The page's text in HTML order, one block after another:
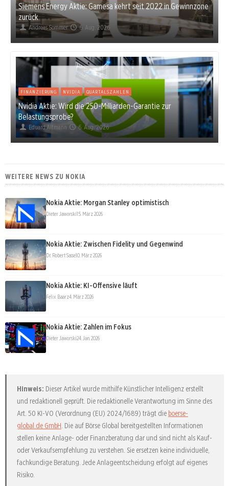
Siemens Energy Aktie: Gamesa kehrt seit 2022 in Gewinnzone
zurück
Andreas Sommer 6. Aug. 2026
FINANZIERUNG NVIDIA QUARTALSZAHLEN
Nvidia Aktie: Wird die 250-Milliarden-Garantie zur
Belastungsprobe?
Eduard Altmann 6. Aug. 2026
WEITERE NEWS ZU NOKIA
Nokia Aktie: Morgan Stanley optimistisch
Dieter Jaworski15. März 2026
Nokia Aktie: Zwischen Fidelity und Gegenwind
Dr. Robert Sasse10. März 2026
Nokia Aktie: KI-Offensive läuft
Felix Baarz4. März 2026
Nokia Aktie: Zahlen im Fokus
Dieter Jaworski24. Jan. 2026
Hinweis: Dieser Artikel wurde mithilfe Künstlicher Intelligenz erstellt
und redaktionell geprüft. Die redaktionelle Verantwortung im Sinne des
Art. 50 KI-VO (Verordnung (EU) 2024/1689) trägt die boerse-
global.de GmbH . Die auf Börse Global bereitgestellten Informationen
stellen keine Anlage- oder Finanzberatung dar und sind nicht als Kauf-
oder Verkaufsempfehlung zu verstehen. Sie ersetzen keine individuelle,
fachkundige Beratung. Jede Anlageentscheidung erfolgt auf eigenes
Risiko.